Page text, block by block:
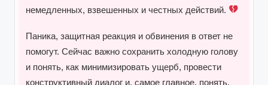
немедленных, взвешенных и честных действий.
Паника, защитная реакция и обвинения в ответ не
помогут. Сейчас важно сохранить холодную голову
и понять, как минимизировать ущерб, провести
конструктивный диалог и, самое главное, понять,